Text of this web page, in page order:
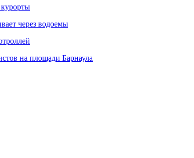
через водоемы
на площади Барнаула